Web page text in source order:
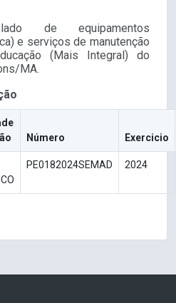
de equipamentos
e serviços de manutenção
(Mais Integral) do
MA.
Número Exercicio
PE0182024SEMAD 2024